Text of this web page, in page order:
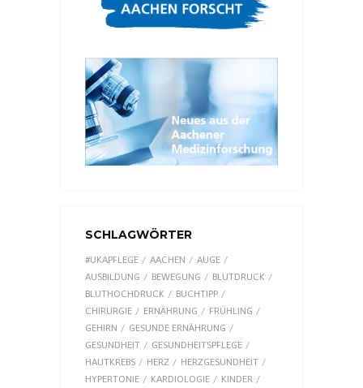
SCHLAGWÖRTER
#UKAPFLEGE AACHEN
AUGE
AUSBILDUNG
BEWEGUNG
BLUTDRUCK
BLUTHOCHDRUCK
BUCHTIPP
CHIRURGIE
ERNÄHRUNG
FRÜHLING
GEHIRN
GESUNDE ERNÄHRUNG
GESUNDHEIT
GESUNDHEITSPFLEGE
HAUTKREBS
HERZ
HERZGESUNDHEIT
HYPERTONIE
KARDIOLOGIE
KINDER